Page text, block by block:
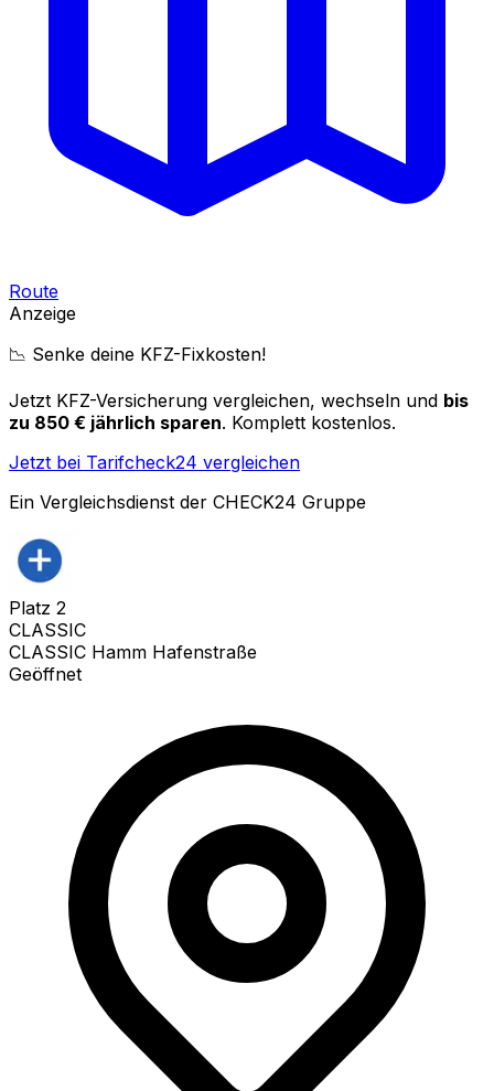
Route
Anzeige
📉 Senke deine KFZ-Fixkosten!
Jetzt KFZ-Versicherung vergleichen, wechseln und bis
zu 850 € jährlich sparen. Komplett kostenlos.
Jetzt bei Tarifcheck24 vergleichen
Ein Vergleichsdienst der CHECK24 Gruppe
Platz 2
CLASSIC
CLASSIC Hamm Hafenstraße
Geöffnet